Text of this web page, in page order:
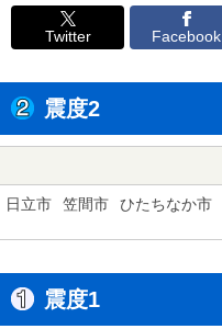
Twitter Facebook
震度2
日立市 笠間市 ひたちなか市
震度1